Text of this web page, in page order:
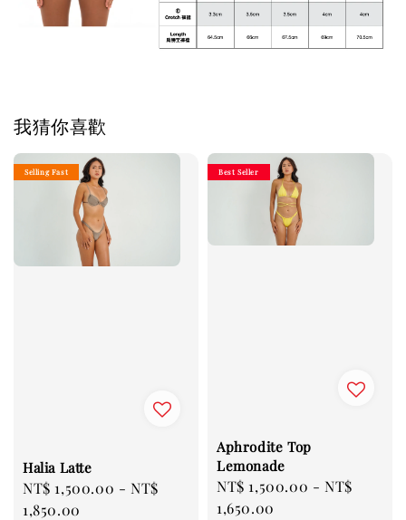
我猜你喜歡
Selling Fast
Halia Latte
Regular
price
NT$ 1,500.00 -NT$
1,850.00
Best Seller
Aphrodite Top
Lemonade
Regular
price
NT$ 1,500.00 -NT$
1,650.00